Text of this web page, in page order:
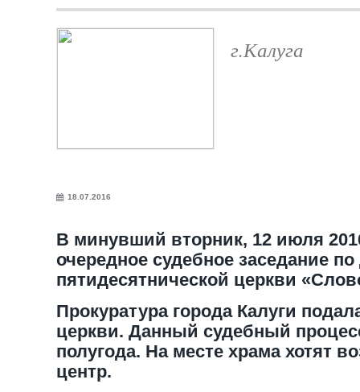
г.Калуга
18.07.2016
В минувший вторник, 12 июля
очередное судебное заседание по
пятидесятнической церкви
Прокуратура города Калуги
церкви. Данный судебный
полугода. На месте храма хотят
центр.